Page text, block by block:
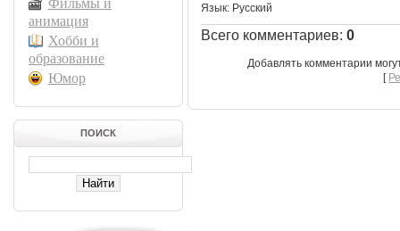
Фильмы и
анимация
Хобби и
образование
Юмор
ПОИСК
Язык: Русский
Всего комментариев: 0
Добавлять комментарии
[